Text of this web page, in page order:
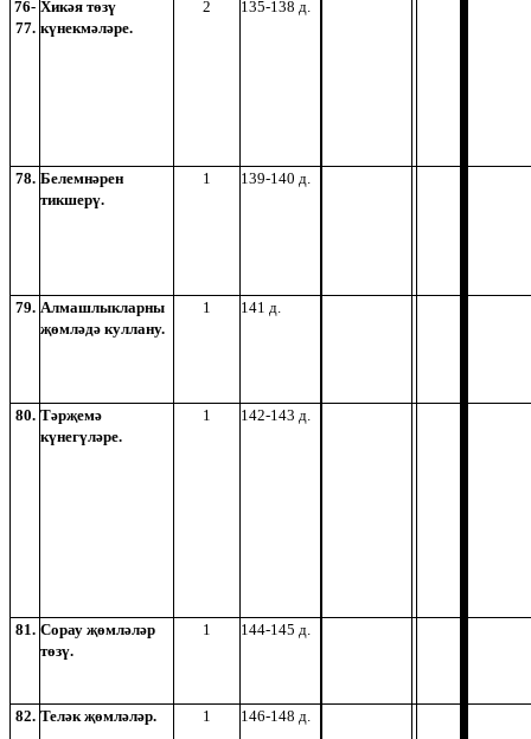
76-
77.
Хикәя төзү
күнекмәләре.
2 135-138 д.
78. Белемнәрен
тикшерү.
1 139-140 д.
79. Алмашлыкларны
җөмләдә куллану.
1 141 д.
80. Тәрҗемә
күнегүләре.
1 142-143 д.
81. Сорау җөмләләр
төзү.
1 144-145 д.
82. Теләк җөмләләр. 1 146-148 д.